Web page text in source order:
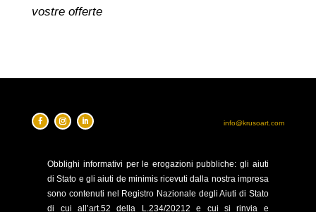
vostre offerte
info@krusoart.com
Obblighi informativi per le erogazioni pubbliche: gli aiuti
di Stato e gli aiuti de minimis ricevuti dalla nostra impresa
sono contenuti nel Registro Nazionale degli Aiuti di Stato
di cui all’art.52 della L.234/20212 e cui si rinvia e